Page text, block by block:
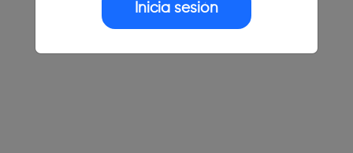
Inicia sesión